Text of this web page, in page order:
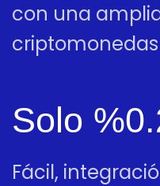
con una
criptomonedas
Solo
Fácil,